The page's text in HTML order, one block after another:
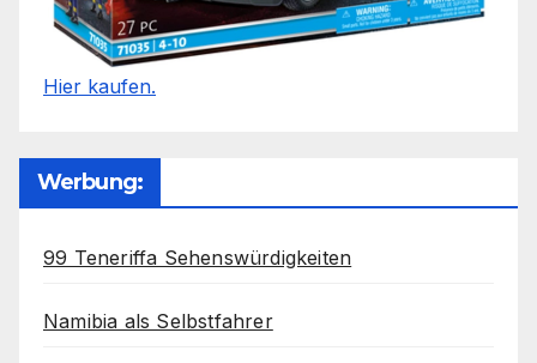
Hier kaufen.
Werbung:
99 Teneriffa Sehenswürdigkeiten
Namibia als Selbstfahrer